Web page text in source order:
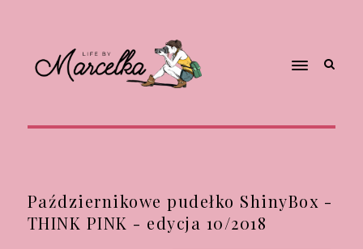
Październikowe pudełko ShinyBox -
THINK PINK - edycja 10/2018